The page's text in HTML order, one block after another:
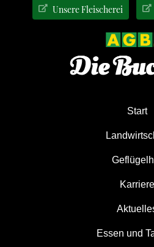
Hauptnavigation
Seitenspalte
Unsere Fleischerei
Start
Karriere
Essen und